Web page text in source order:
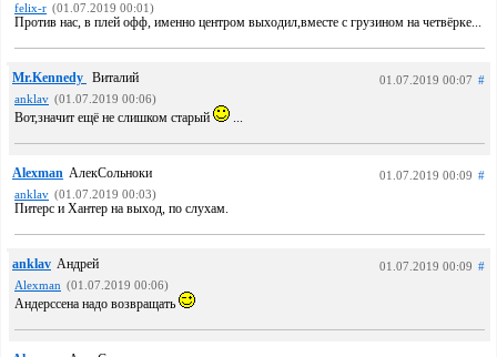
felix-r (01.07.2019 00:01)
Против нас, в плей офф, именно центром выходил,вместе с грузином на четвёрке...
Mr.Kennedy Виталий 01.07.2019 00:07 #
anklav (01.07.2019 00:06)
Вот,значит ещё не слишком старый ...
Alexman АлекСольноки 01.07.2019 00:09 #
anklav (01.07.2019 00:03)
Питерс и Хантер на выход, по слухам.
anklav Андрей 01.07.2019 00:09 #
Alexman (01.07.2019 00:06)
Андерссена надо возвращать